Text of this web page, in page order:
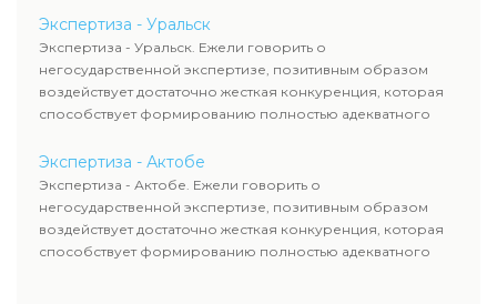
Экспертиза - Уральск
Экспертиза - Уральск. Ежели говорить о
негосударственной экспертизе, позитивным образом
воздействует достаточно жесткая конкуренция, которая
способствует формированию полностью адекватного
Экспертиза - Актобе
Экспертиза - Актобе. Ежели говорить о
негосударственной экспертизе, позитивным образом
воздействует достаточно жесткая конкуренция, которая
способствует формированию полностью адекватного